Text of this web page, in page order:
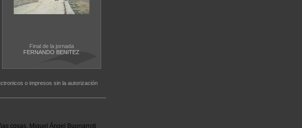
Final de la jornada
FERNANDO BENITEZ
o impresos sin la autorización
cosas. Miguel Ángel Buonarroti